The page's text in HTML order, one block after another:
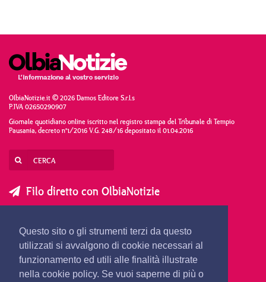
Questo sito o gli strumenti terzi da questo
utilizzati si avvalgono di cookie necessari al
funzionamento ed utili alle finalità illustrate
nella cookie policy. Se vuoi saperne di più o
OlbiaNotizie.it © 2026 Damos Editore S.r.l.s
P.IVA 02650290907
Giornale quotidiano online iscritto nel registro stampa del Tribunale di Tempio
Pausania, decreto n°1/2016 V.G. 248/16 depositato il 01.04.2016
Filo diretto con OlbiaNotizie
SEGNALA UNA NOTIZIA
SEGNALA UN EVENTO